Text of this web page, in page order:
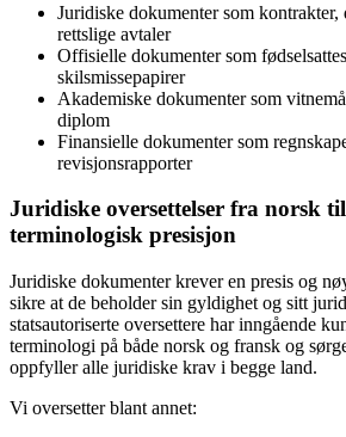
Juridiske dokumenter som kontrakter,
rettslige avtaler
Offisielle dokumenter som
skilsmissepapirer
Akademiske dokumenter som
diplom
Finansielle dokumenter som
revisjonsrapporter
Juridiske oversettelser fra norsk
terminologisk presisjon
Juridiske dokumenter krever en presis og
sikre at de beholder sin gyldighet og sitt
statsautoriserte oversettere har inngående
terminologi på både norsk og fransk og
oppfyller alle juridiske krav i begge land.
Vi oversetter blant annet: